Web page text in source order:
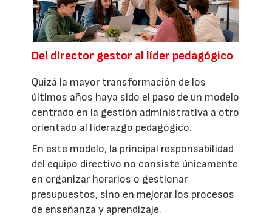
Del director gestor al líder pedagógico
Quizá la mayor transformación de los
últimos años haya sido el paso de un modelo
centrado en la gestión administrativa a otro
orientado al liderazgo pedagógico.
En este modelo, la principal responsabilidad
del equipo directivo no consiste únicamente
en organizar horarios o gestionar
presupuestos, sino en mejorar los procesos
de enseñanza y aprendizaje.